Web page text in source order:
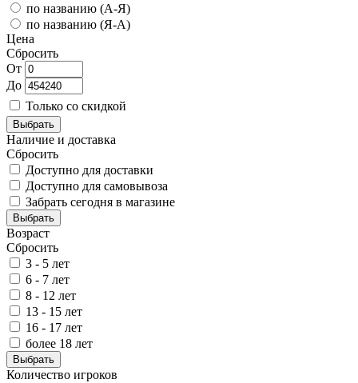
по названию (А-Я)
по названию (Я-А)
Цена
Сбросить
От
До
Только со скидкой
Выбрать
Наличие и доставка
Сбросить
Доступно для доставки
Доступно для самовывоза
Забрать сегодня в магазине
Выбрать
Возраст
Сбросить
3 - 5 лет
6 - 7 лет
8 - 12 лет
13 - 15 лет
16 - 17 лет
более 18 лет
Выбрать
Количество игроков